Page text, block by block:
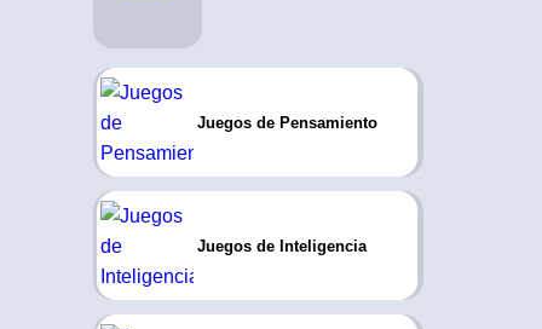
Juegos de Pensamiento
Juegos de Inteligencia